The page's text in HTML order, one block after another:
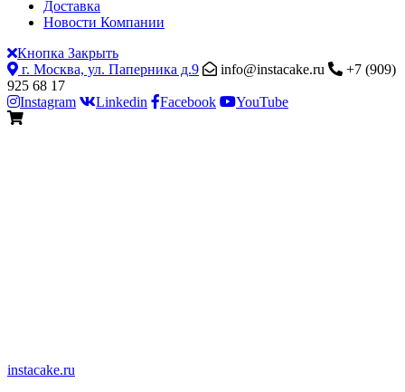
Доставка
Новости Компании
Кнопка Закрыть
г. Москва, ул. Паперника д.9
info@instacake.ru
+7 (909)
925 68 17
Instagram
Linkedin Facebook YouTube
instacake.ru